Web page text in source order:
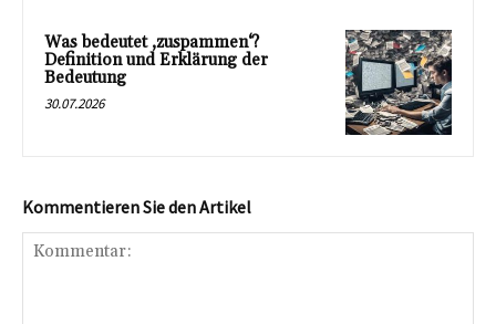
Was bedeutet ‚zuspammen‘?
Definition und Erklärung der
Bedeutung
30.07.2026
Kommentieren Sie den Artikel